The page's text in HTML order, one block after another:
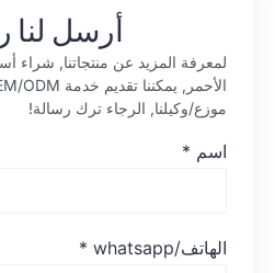
أرسل لنا
لمعرفة المزيد عن منتجاتنا, شراء
موزع/وكيلنا, الرجاء ترك رسالة!
اسم *
الهاتف/whatsapp *